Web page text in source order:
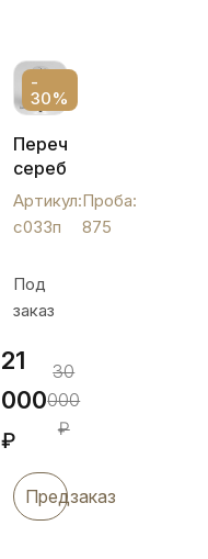
-
30%
Перечница
серебряная,
с033п
Артикул:
с033п
Проба:
875
Под
заказ
21
000
₽
30
000
₽
Предзаказ